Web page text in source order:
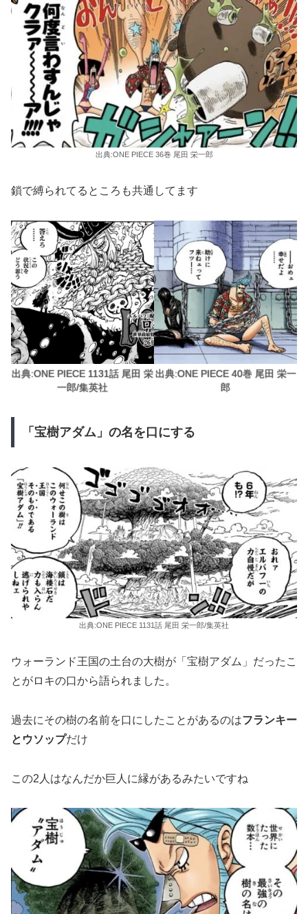
出典:ONE PIECE 36巻 尾田 栄一郎
鎖で縛られてるところも共通してます
出典:ONE PIECE 1131話 尾田 栄
一郎/集英社
出典:ONE PIECE 40巻 尾田 栄一
郎
「宝樹アダム」の名を口にする
出典:ONE PIECE 1131話 尾田 栄一郎/集英社
ウォーランド王国の土台の大樹が「宝樹アダム」だったこ
とがロキの口から語られました。
過去にその樹の名前を口にしたことがあるのはフランキー
とウソップだけ
この2人はなんだか巨人に縁があるみたいですね